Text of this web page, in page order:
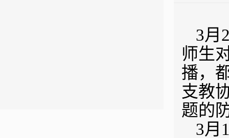
3月
师生
播，
支教
题的
3月